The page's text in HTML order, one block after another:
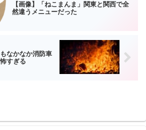
【画像】「ねこまんま」関東と関西で全
然違うメニューだった
なかなか消防車
すぎる